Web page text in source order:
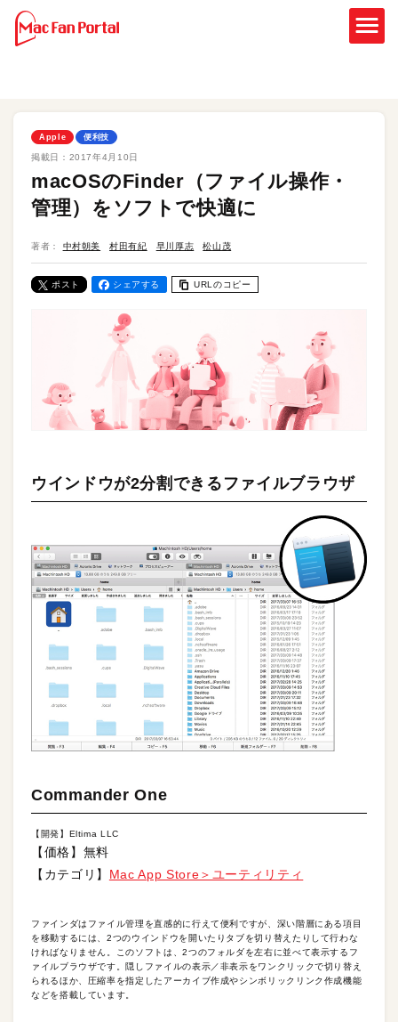
Apple 便利技
掲載日： 2017年4月10日
macOSのFinder（ファイル操作・
管理）をソフトで快適に
著者： 中村朝美 村田有紀 早川厚志 松山茂
ポスト シェアする URLのコピー
ウインドウが2分割できるファイルブラウザ
Commander One
【開発】Eltima LLC
【価格】無料
【カテゴリ】 Mac App Store＞ユーティリティ
ファインダはファイル管理を直感的に行えて便利ですが、深い階層にある項目
を移動するには、2つのウインドウを開いたりタブを切り替えたりして行わな
ければなりません。このソフトは、2つのフォルダを左右に並べて表示するフ
ァイルブラウザです。隠しファイルの表示／非表示をワンクリックで切り替え
られるほか、圧縮率を指定したアーカイブ作成やシンボリックリンク作成機能
などを搭載しています。